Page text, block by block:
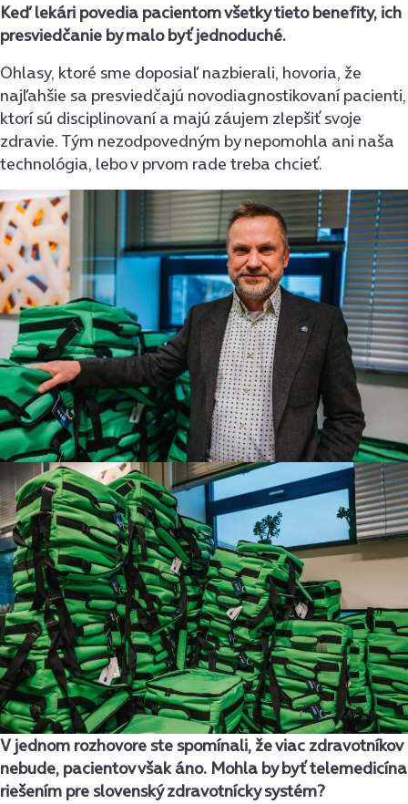
Keď lekári povedia pacientom všetky tieto benefity, ich
presviedčanie by malo byť jednoduché.
Ohlasy, ktoré sme doposiaľ nazbierali, hovoria, že
najľahšie sa presviedčajú novodiagnostikovaní pacienti,
ktorí sú disciplinovaní a majú záujem zlepšiť svoje
zdravie. Tým nezodpovedným by nepomohla ani naša
technológia, lebo v prvom rade treba chcieť.
V jednom rozhovore ste spomínali, že viac zdravotníkov
nebude, pacientov však áno. Mohla by byť telemedicína
riešením pre slovenský zdravotnícky systém?